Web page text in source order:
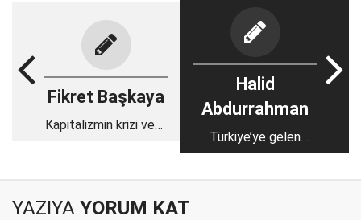
Fikret Başkaya
Kapitalizmin krizi veya
Halid
Abdurrahman
Türkiye’ye gelen
Afgan göçmenlerle
YAZIYA YORUM KAT